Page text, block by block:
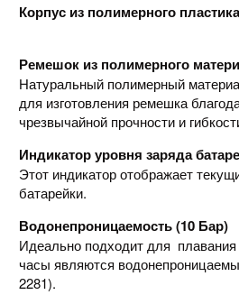
Корпус из полимерного пластика
Ремешок из полимерного
Натуральный полимерный
для изготовления ремешка
чрезвычайной прочности и
Индикатор уровня заряда
Этот индикатор отображает
батарейки.
Водонепроницаемость (10 Бар)
Идеально подходит для плавания
часы являются
2281).